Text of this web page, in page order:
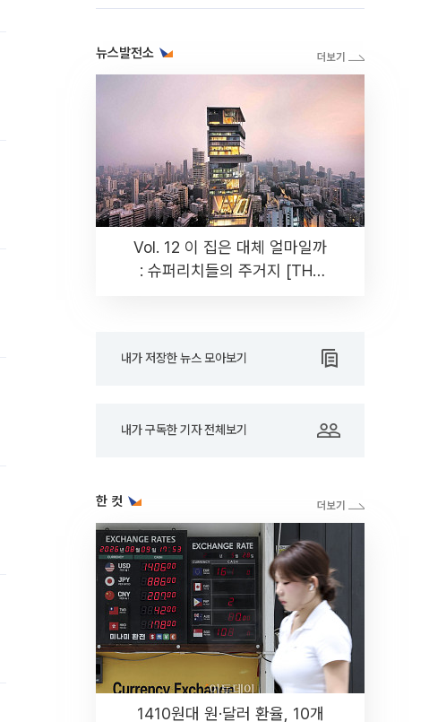
뉴스발전소
Vol. 12 이 집은 대체 얼마일까
: 슈퍼리치들의 주거지 [THE
내가 저장한 뉴스 모아보기
내가 구독한 기자 전체보기
한 컷
1410원대 원·달러 환율, 10개